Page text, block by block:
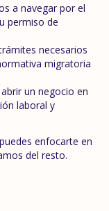
a navegar por el
permiso de
necesarios
migratoria
un negocio en
laboral y
enfocarte en
del resto.